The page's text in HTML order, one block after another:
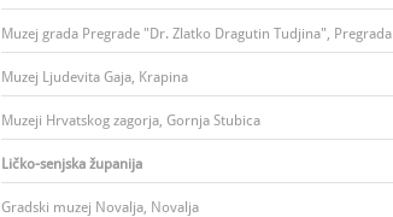
Muzej grada Pregrade "Dr. Zlatko Dragutin Tudjina", Pregrada
Muzej Ljudevita Gaja, Krapina
Muzeji Hrvatskog zagorja, Gornja Stubica
Ličko-senjska županija
Gradski muzej Novalja, Novalja